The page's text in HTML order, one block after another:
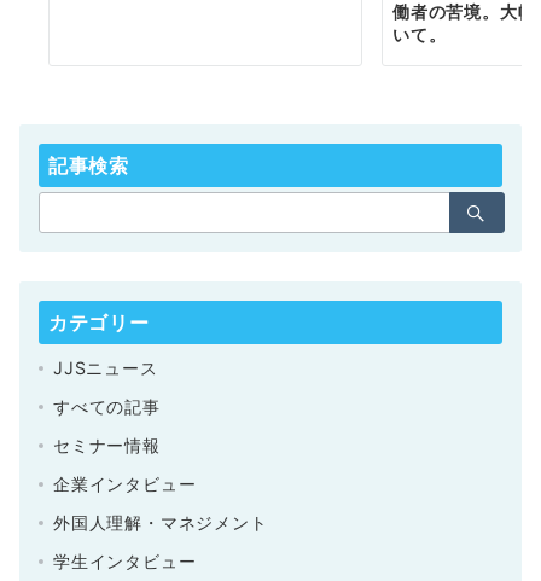
働者の苦境。大
いて。
記事検索
カテゴリー
JJSニュース
すべての記事
セミナー情報
企業インタビュー
外国人理解・マネジメント
学生インタビュー